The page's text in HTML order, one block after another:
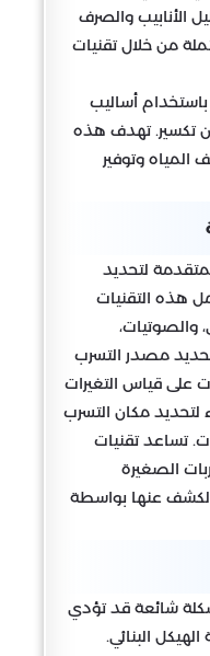
والصرف
من خلال تقنيات
أساليب
تكسير. تهدف هذه
المياه وتوفير
لتحديد
هذه التقنيات
والصوتيات،
مصدر التسرب
على قياس التغيرات
مكان التسرب
تساعد تقنيات
الصغيرة
عنها بواسطة
شائعة قد تؤدي
البنائي.